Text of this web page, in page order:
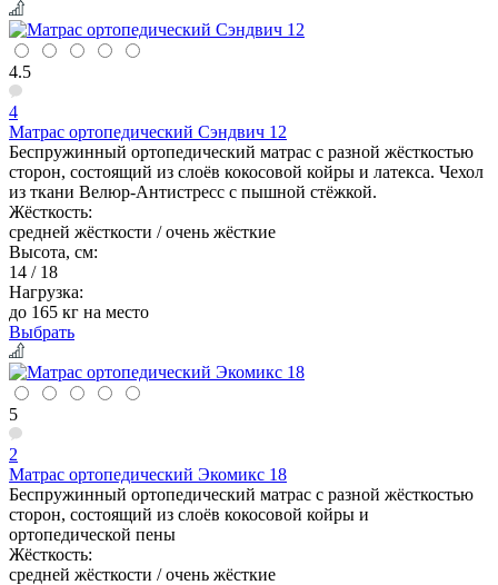
4.5
4
Матрас ортопедический Сэндвич 12
Беспружинный ортопедический матрас с разной жёсткостью
сторон, состоящий из слоёв кокосовой койры и латекса. Чехол
из ткани Велюр-Антистресс с пышной стёжкой.
Жёсткость:
средней жёсткости / очень жёсткие
Высота, см:
14 / 18
Нагрузка:
до 165 кг на место
Выбрать
5
2
Матрас ортопедический Экомикс 18
Беспружинный ортопедический матрас с разной жёсткостью
сторон, состоящий из слоёв кокосовой койры и
ортопедической пены
Жёсткость:
средней жёсткости / очень жёсткие